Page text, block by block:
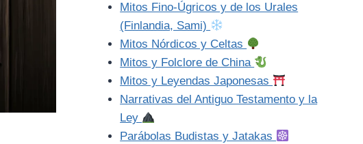
Mitos Fino-Úgricos y de los Urales
(Finlandia, Sami)
Mitos Nórdicos y Celtas
Mitos y Folclore de China
Mitos y Leyendas Japonesas
Narrativas del Antiguo Testamento y la
Ley
Parábolas Budistas y Jatakas